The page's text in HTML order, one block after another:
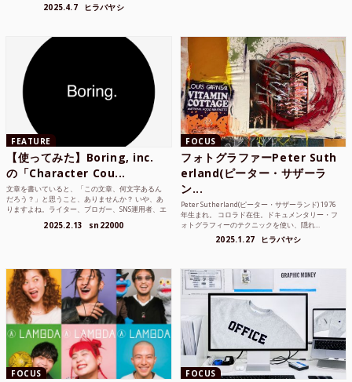
2025.4.7 ヒラバヤシ
FEATURE
【使ってみた】Boring, inc.
の「Character Cou...
文章を書いていると、「この文章、何文字あるん
だろう？」と思うこと、ありませんか？ いや、あ
りますよね。ライター、ブロガー、SNS運用者、エ
2025.2.13 sn22000
FOCUS
フォトグラファーPeter Suth
erland(ピーター・サザーラ
ン...
Peter Sutherland(ピーター・サザーランド) 1976
年生まれ。 コロラド在住。ドキュメンタリー・フ
ォトグラフィーのテクニックを使い、隠れ...
2025.1.27 ヒラバヤシ
FOCUS FOCUS